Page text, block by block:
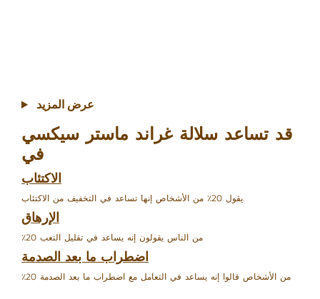
عرض المزيد
قد تساعد سلالة غراند ماستر سيكسي
في
الاكتئاب
يقول 20٪ من الأشخاص إنها تساعد في التخفيف من الاكتئاب.
الإرهاق
٪20 من الناس يقولون إنه يساعد في تقليل التعب
اضطراب ما بعد الصدمة
٪20 من الأشخاص قالوا إنه يساعد في التعامل مع اضطراب ما بعد الصدمة